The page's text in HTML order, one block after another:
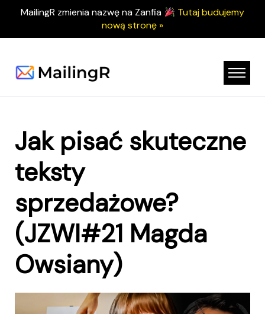
MailingR zmienia nazwę na Zanfia
Tutaj budujemy
nową stronę »
Jak pisać skuteczne
teksty
sprzedażowe?
(JZWI#21 Magda
Owsiany)